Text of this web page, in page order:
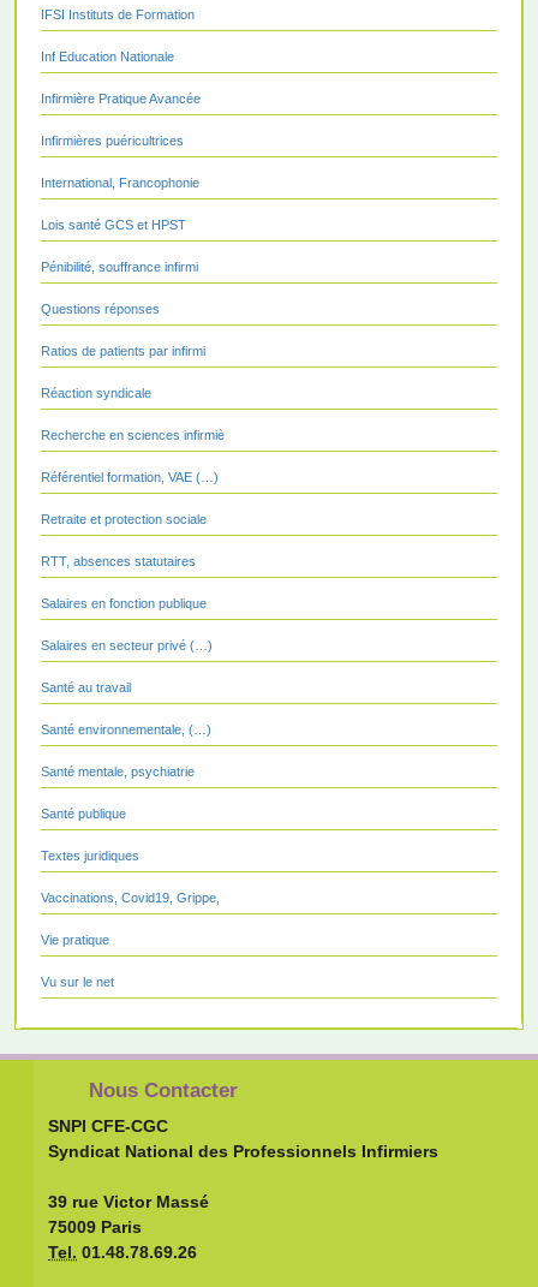
IFSI Instituts de Formation
Inf Education Nationale
Infirmière Pratique Avancée
Infirmières puéricultrices
International, Francophonie
Lois santé GCS et HPST
Pénibilité, souffrance infirmi
Questions réponses
Ratios de patients par infirmi
Réaction syndicale
Recherche en sciences infirmiè
Référentiel formation, VAE (…)
Retraite et protection sociale
RTT, absences statutaires
Salaires en fonction publique
Salaires en secteur privé (…)
Santé au travail
Santé environnementale, (…)
Santé mentale, psychiatrie
Santé publique
Textes juridiques
Vaccinations, Covid19, Grippe,
Vie pratique
Vu sur le net
Nous Contacter
SNPI CFE-CGC
Syndicat National des Professionnels Infirmiers
39 rue Victor Massé
75009 Paris
Tel. 01.48.78.69.26